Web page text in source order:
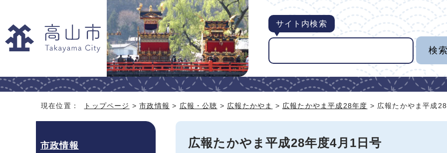
サイト内検索
現在位置： トップページ >市政情報 > 広報・公聴 > 広報たかやま > 広報たかやま平成28年度 > 広報たかやま平成
広報たかやま平成28年度4月1日号
市政情報